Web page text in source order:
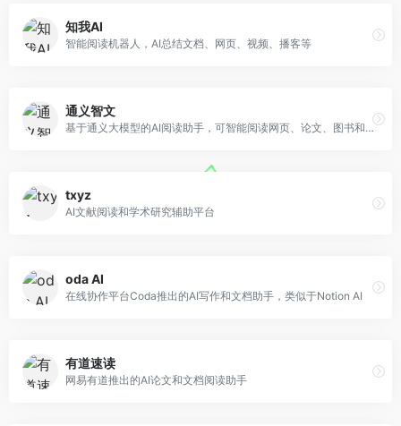
知我AI
智能阅读机器人，AI总结文档、网页、视频、播客等
通义智文
基于通义大模型的AI阅读助手，可智能阅读网页、论文、图书和文档
txyz
AI文献阅读和学术研究辅助平台
oda AI
在线协作平台Coda推出的AI写作和文档助手，类似于Notion AI
有道速读
网易有道推出的AI论文和文档阅读助手